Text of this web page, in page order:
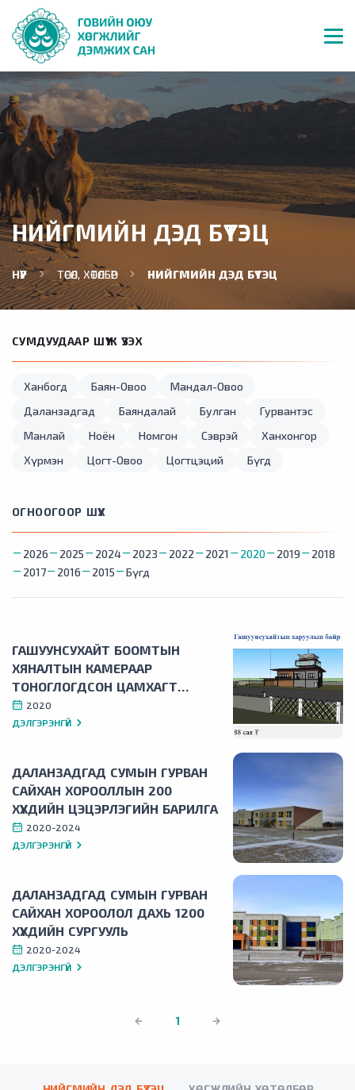
НИЙГМИЙН ДЭД БҮТЭЦ
НҮҮР ТӨСӨЛ, ХӨТӨЛБӨР НИЙГМИЙН ДЭД БҮТЭЦ
ГАШУУНСУХАЙТ БООМТЫН
ХЯНАЛТЫН КАМЕРААР
ТОНОГЛОГДСОН ЦАМХАГТ
ХАРУУЛЫН БАЙР
2020
ДЭЛГЭРЭНГҮЙ
ДАЛАНЗАДГАД СУМЫН ГУРВАН
САЙХАН ХОРООЛЛЫН 200
ХҮҮХДИЙН ЦЭЦЭРЛЭГИЙН БАРИЛГА
2020-2024
ДЭЛГЭРЭНГҮЙ
ДАЛАНЗАДГАД СУМЫН ГУРВАН
САЙХАН ХОРООЛОЛ ДАХЬ 1200
ХҮҮХДИЙН СУРГУУЛЬ
2020-2024
ДЭЛГЭРЭНГҮЙ
СУМДУУДААР ШҮҮЖ ҮЗЭХ
Ханбогд Баян-Овоо
Мандал-Овоо
Даланзадгад
Баяндалай Булган
Гурвантэс
Манлай
Ноён Номгон Сэврэй
Ханхонгор
Хүрмэн
Цогт-Овоо Цогтцэций Бүгд
ОГНООГООР ШҮҮХ
2026 2025 2024 2023 2022 2021 2020 2019
2018
2017
2016 2015 Бүгд
1